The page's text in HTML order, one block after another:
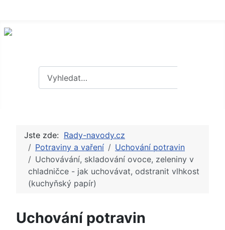
Jste zde: Rady-navody.cz
Potraviny a vaření
Uchování potravin
Uchovávání, skladování ovoce, zeleniny v
chladničce - jak uchovávat, odstranit vlhkost
(kuchyňský papír)
Uchování potravin